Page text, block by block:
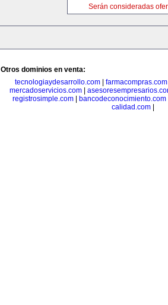
Serán consideradas
Otros dominios en venta:
tecnologiaydesarrollo.com
farmacompras.com
mercadoservicios.com|
registrosimple.com
bancodeconocimiento.com
calidad.com